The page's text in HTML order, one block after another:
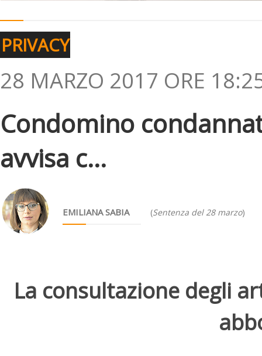
PRIVACY
28 MARZO 2017 ORE
Condomino
avvisa c...
EMILIANA SABIA (Sentenza del 28 marzo)
La consultazione degli